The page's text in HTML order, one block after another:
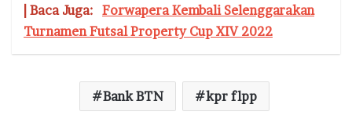
e
b
o
it
te
r
at
s
A
p
p
e e
g
ra
m
ar
e
| Baca Juga: Forwapera Kembali Selenggarakan
Turnamen Futsal Property Cup XIV 2022
Bank BTN kpr flpp